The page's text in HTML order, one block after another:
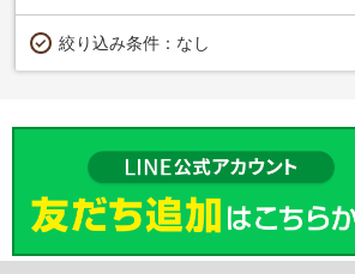
絞り込み条件： なし